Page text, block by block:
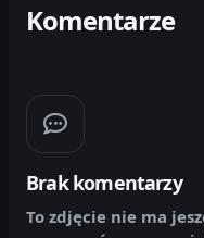
Komentarze
Brak komentarzy
To zdjęcie nie ma